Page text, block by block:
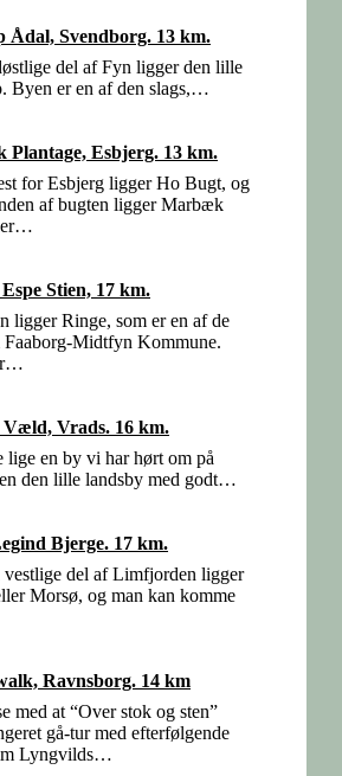
Ådal, Svendborg. 13 km.
del af Fyn ligger den lille
Byen er en af den slags,…
Esbjerg. 13 km.
for Esbjerg ligger Ho Bugt, og
af bugten ligger Marbæk
Stien, 17 km.
ligger Ringe, som er en af de
Faaborg-Midtfyn Kommune.
Vrads. 16 km.
lige en by vi har hørt om på
den lille landsby med godt…
Bjerge. 17 km.
vestlige del af Limfjorden ligger
Morsø, og man kan komme
Ravnsborg. 14 km
med at “Over stok og sten”
gå-tur med efterfølgende
Lyngvilds…